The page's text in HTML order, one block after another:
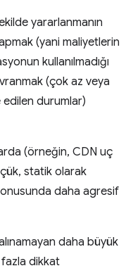
yararlanmanın
(yani maliyetlerin
kullanılmadığı
(çok az veya
durumlar)
(örneğin, CDN uç
statik olarak
daha agresif
daha büyük
dikkat